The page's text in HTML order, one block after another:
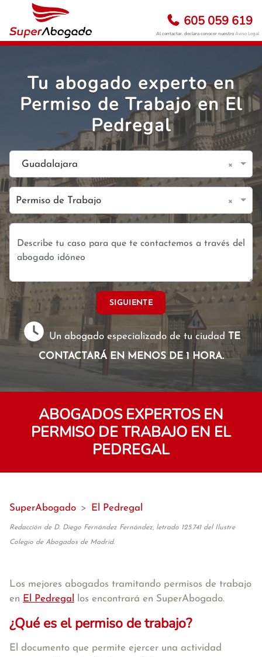
605 059 619
Al contactar, declara conocer nuestroAviso Legal
Tu abogado experto en
Permiso de Trabajo en El
Pedregal
Guadalajara ×
Permiso de Trabajo ×
SIGUIENTE
Un abogado especializado de tu ciudad TE
CONTACTARÁ EN MENOS DE 1 HORA.
ABOGADOS EXPERTOS EN
PERMISO DE TRABAJO EN EL
PEDREGAL
SuperAbogado > El Pedregal
Redacción de D. Diego Fernández Fernández, letrado 125.741 del Ilustre
Colegio de Abogados de Madrid.
Los mejores abogados tramitando permisos de trabajo
en El Pedregal los encontrará en SuperAbogado.
¿Qué es el permiso de trabajo?
El documento que permite ejercer una actividad